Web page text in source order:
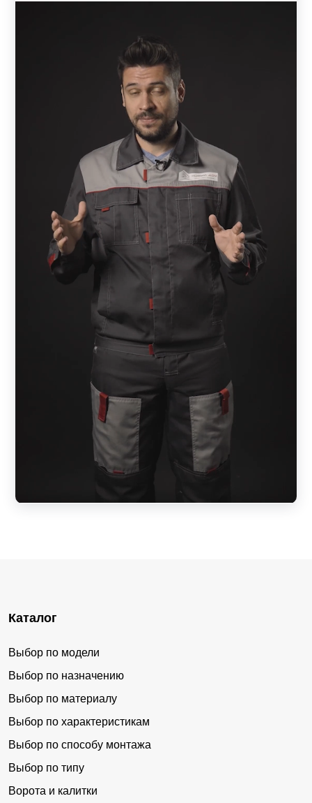
Каталог
Выбор по модели
Выбор по назначению
Выбор по материалу
Выбор по характеристикам
Выбор по способу монтажа
Выбор по типу
Ворота и калитки